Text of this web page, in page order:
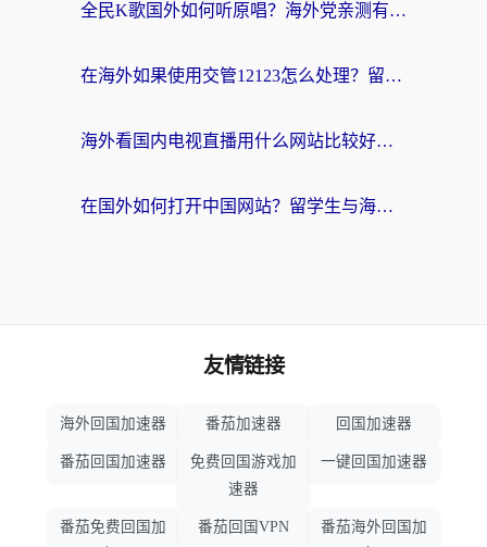
全民K歌国外如何听原唱？海外党亲测有效的回国加速器选择指南
在海外如果使用交管12123怎么处理？留学生亲测有效的回国加速方案
海外看国内电视直播用什么网站比较好？一篇解决你所有追剧难题的实用指南
在国外如何打开中国网站？留学生与海外华人的无缝访问指南
友情链接
海外回国加速器 番茄加速器 回国加速器
番茄回国加速器
免费回国游戏加
速器
一键回国加速器
番茄免费回国加
番茄回国VPN
番茄海外回国加